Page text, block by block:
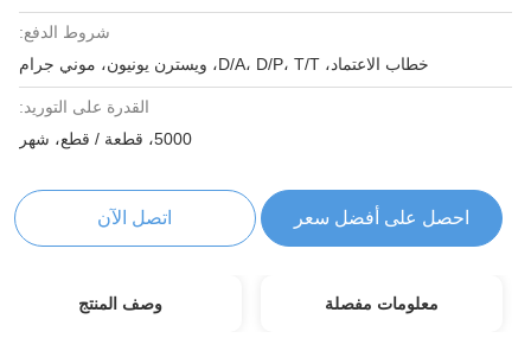
شروط الدفع:
خطاب الاعتماد، D/A، D/P، T/T، ويسترن يونيون، موني جرام
القدرة على التوريد:
5000، قطعة / قطع، شهر
احصل على أفضل سعر اتصل الآن
معلومات مفصلة وصف المنتج